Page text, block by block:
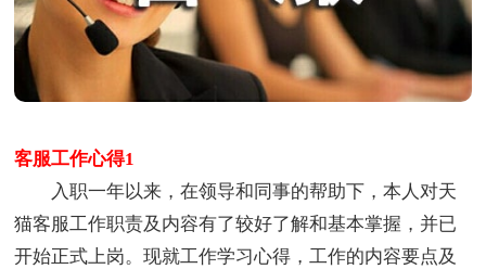
客服工作心得1
入职一年以来，在领导和同事的帮助下，本人对天
猫客服工作职责及内容有了较好了解和基本掌握，并已
开始正式上岗。现就工作学习心得，工作的内容要点及